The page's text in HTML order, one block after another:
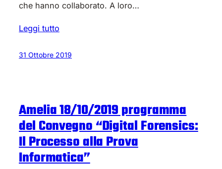
che hanno collaborato. A loro…
Leggi tutto
31 Ottobre 2019
Amelia 18/10/2019 programma
del Convegno “Digital Forensics:
Il Processo alla Prova
Informatica”